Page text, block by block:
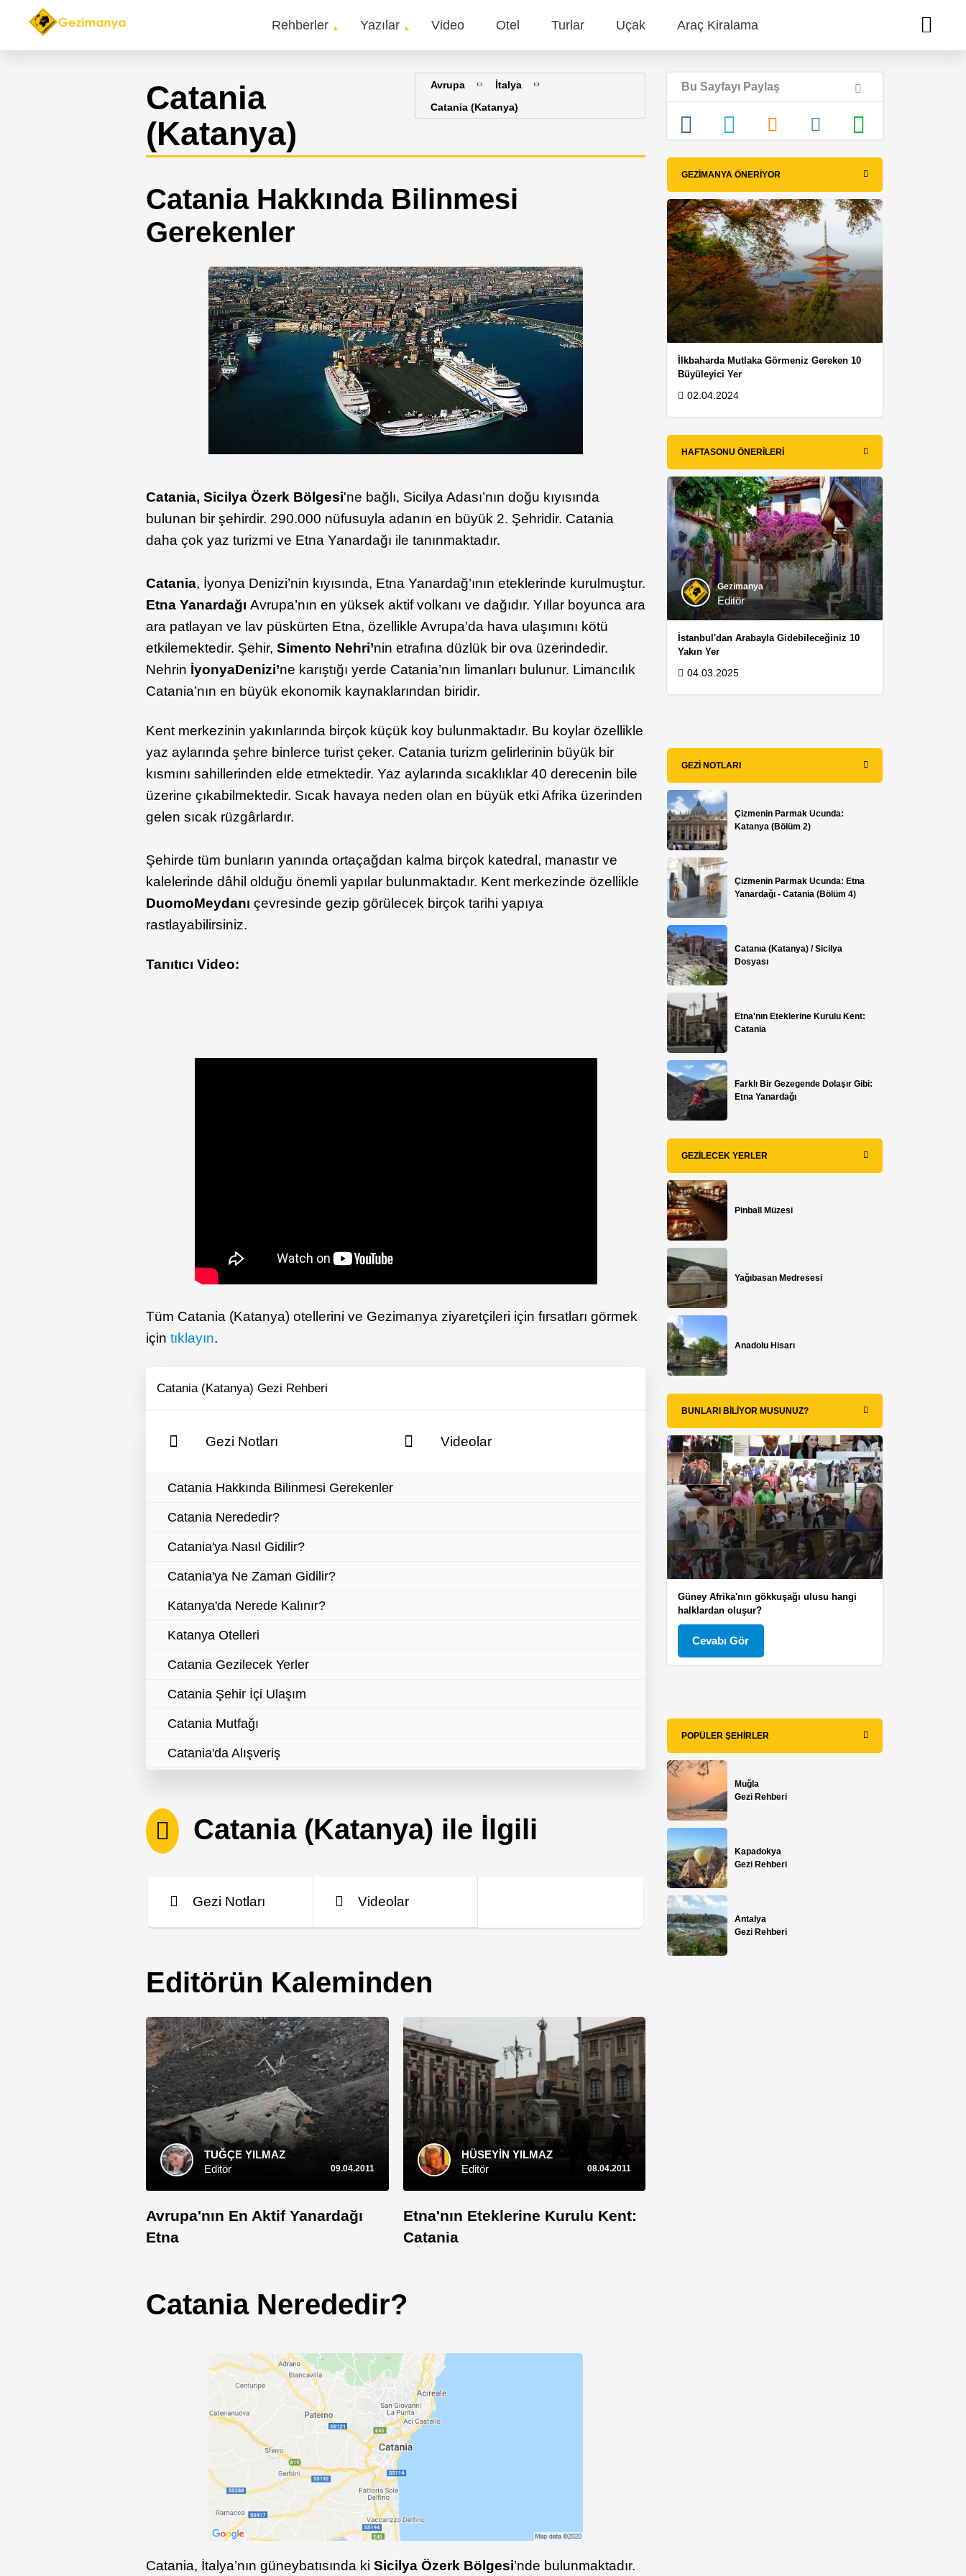
Main
Rehberler Yazılar Video Otel Turlar Uçak Araç Kiralama
Catania
(Katanya)
Avrupa
İtalya
Catania (Katanya)
Catania Hakkında Bilinmesi
Gerekenler
Catania, Sicilya Özerk Bölgesi'ne bağlı, Sicilya Adası’nın doğu kıyısında
bulunan bir şehirdir. 290.000 nüfusuyla adanın en büyük 2. Şehridir. Catania
daha çok yaz turizmi ve Etna Yanardağı ile tanınmaktadır.
Catania, İyonya Denizi’nin kıyısında, Etna Yanardağ’ının eteklerinde kurulmuştur.
Etna YanardağıAvrupa’nın en yüksek aktif volkanı ve dağıdır. Yıllar boyunca ara
ara patlayan ve lav püskürten Etna, özellikle Avrupa’da hava ulaşımını kötü
etkilemektedir. Şehir,Simento Nehri’nin etrafına düzlük bir ova üzerindedir.
Nehrin İyonyaDenizi’ne karıştığı yerde Catania’nın limanları bulunur. Limancılık
Catania’nın en büyük ekonomik kaynaklarından biridir.
Kent merkezinin yakınlarında birçok küçük koy bulunmaktadır. Bu koylar özellikle
yaz aylarında şehre binlerce turist çeker. Catania turizm gelirlerinin büyük bir
kısmını sahillerinden elde etmektedir. Yaz aylarında sıcaklıklar 40 derecenin bile
üzerine çıkabilmektedir. Sıcak havaya neden olan en büyük etki Afrika üzerinden
gelen sıcak rüzgârlardır.
Şehirde tüm bunların yanında ortaçağdan kalma birçok katedral, manastır ve
kalelerinde dâhil olduğu önemli yapılar bulunmaktadır. Kent merkezinde özellikle
DuomoMeydanı çevresinde gezip görülecek birçok tarihi yapıya
rastlayabilirsiniz.
Tanıtıcı Video:
Tüm Catania (Katanya) otellerini ve Gezimanya ziyaretçileri için fırsatları görmek
içintıklayın.
Catania (Katanya) Gezi Rehberi
Gezi Notları Videolar
Catania Hakkında Bilinmesi Gerekenler
Catania Nerededir?
Catania'ya Nasıl Gidilir?
Catania'ya Ne Zaman Gidilir?
Katanya'da Nerede Kalınır?
Katanya Otelleri
Catania Gezilecek Yerler
Catania Şehir İçi Ulaşım
Catania Mutfağı
Catania'da Alışveriş
Catania Festivaller
Catania Resmi Tatiller
Catania Vize İşlemleri
Catania Dış Temsilcilikleri
Catania Resmi Dili
Catania Saat Farkı
Catania (Katanya) ile İlgili
Gezi Notları Videolar
Editörün Kaleminden
TUĞÇE YILMAZ
Editör
09.04.2011
Avrupa'nın En Aktif Yanardağı
Etna
HÜSEYİN YILMAZ
Editör
08.04.2011
Etna'nın Eteklerine Kurulu Kent:
Catania
Catania Nerededir?
Catania, İtalya’nın güneybatısında kiSicilya Özerk Bölgesi’nde bulunmaktadır.
Bu Sayfayı Paylaş
GEZIMANYA ÖNERIYOR
İlkbaharda Mutlaka Görmeniz Gereken 10
Büyüleyici Yer
02.04.2024
HAFTASONU ÖNERILERI
Gezimanya
Editör
İstanbul'dan Arabayla Gidebileceğiniz 10
Yakın Yer
04.03.2025
GEZI NOTLARI
Çizmenin Parmak Ucunda:
Katanya (Bölüm 2)
Çizmenin Parmak Ucunda: Etna
Yanardağı - Catania (Bölüm 4)
Catanıa (Katanya) / Sicilya
Dosyası
Etna'nın Eteklerine Kurulu Kent:
Catania
Farklı Bir Gezegende Dolaşır Gibi:
Etna Yanardağı
GEZILECEK YERLER
Pinball Müzesi
Yağıbasan Medresesi
Anadolu Hisarı
BUNLARI BILIYOR MUSUNUZ?
Güney Afrika'nın gökkuşağı ulusu hangi
halklardan oluşur?
Cevabı Gör
POPÜLER ŞEHIRLER
Muğla
Gezi Rehberi
Kapadokya
Gezi Rehberi
Antalya
Gezi Rehberi